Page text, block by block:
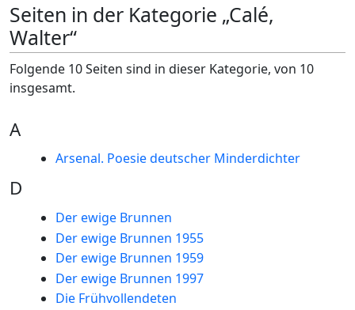
Seiten in der Kategorie „Calé,
Walter“
Folgende 10 Seiten sind in dieser Kategorie, von 10
insgesamt.
A
Arsenal. Poesie deutscher Minderdichter
D
Der ewige Brunnen
Der ewige Brunnen 1955
Der ewige Brunnen 1959
Der ewige Brunnen 1997
Die Frühvollendeten